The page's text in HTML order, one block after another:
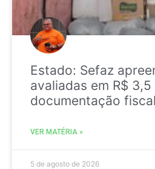
Estado: Sefaz
avaliadas em R$
documentação fiscal
VER MATÉRIA »
5 de agosto de 2026